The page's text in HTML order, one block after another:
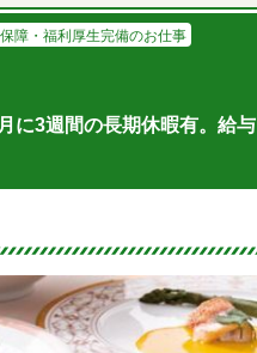
障・福利厚生完備のお仕事
に3週間の長期休暇有。給与